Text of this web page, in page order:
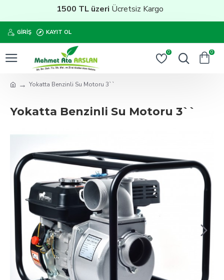
1500 TL üzeriÜcretsiz Kargo
GIRIŞ KAYIT OL
0 0
Yokatta Benzinli Su Motoru 3``
Yokatta Benzinli Su Motoru 3``